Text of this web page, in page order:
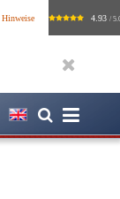
Hinweise 4.93 /